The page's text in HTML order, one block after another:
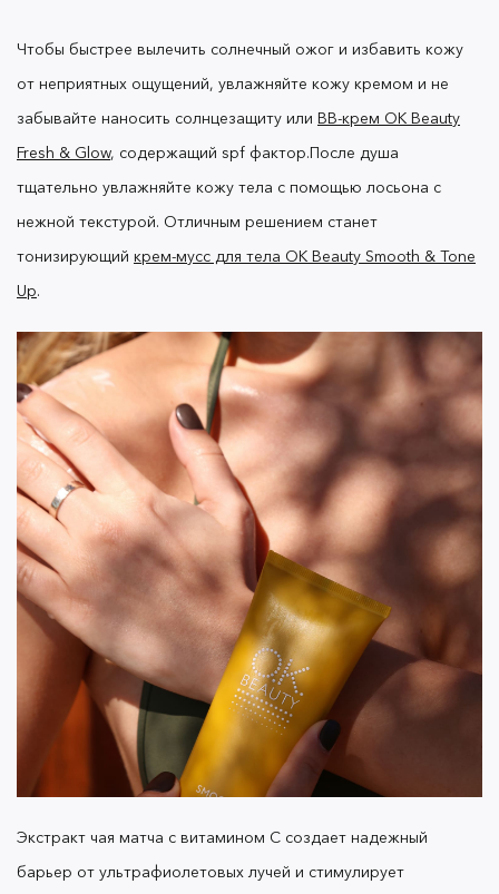
Чтобы быстрее вылечить солнечный ожог и избавить кожу
от неприятных ощущений, увлажняйте кожу кремом и не
забывайте наносить солнцезащиту или BB-крем OK Beauty
Fresh & Glow, содержащий spf фактор.После душа
тщательно увлажняйте кожу тела с помощью лосьона с
нежной текстурой. Отличным решением станет
тонизирующий крем-мусс для тела OK Beauty Smooth & Tone
Up.
Экстракт чая матча с витамином C создает надежный
барьер от ультрафиолетовых лучей и стимулирует